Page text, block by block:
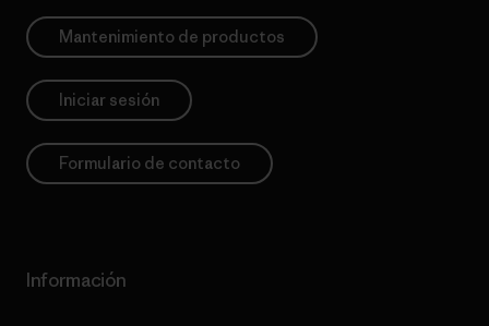
Mantenimiento de productos
Iniciar sesión
Formulario de contacto
Información